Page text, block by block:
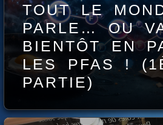
TOUT LE
PARLE… OU
BIENTÔT EN
LES PFAS !
PARTIE)